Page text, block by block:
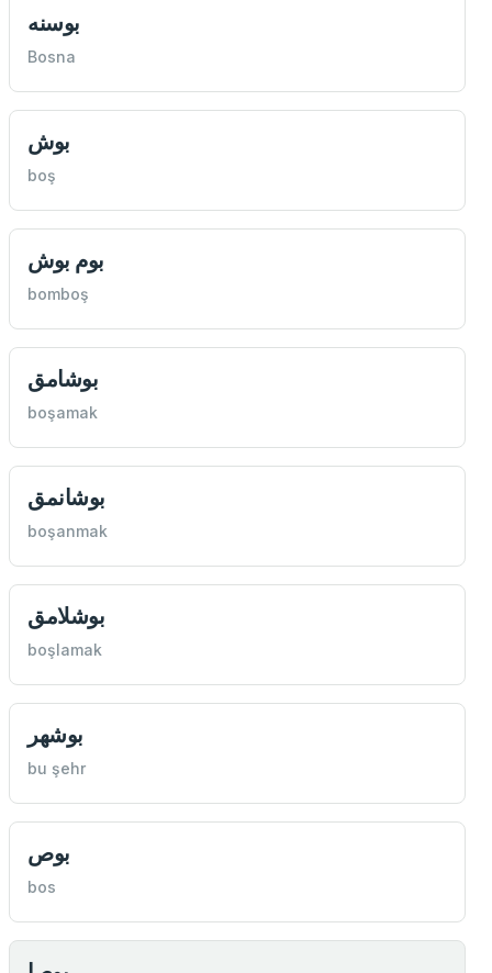
بوسنه
Bosna
بوش
boş
بوم بوش
bomboş
بوشامق
boşamak
بوشانمق
boşanmak
بوشلامق
boşlamak
بوشهر
bu şehr
بوص
bos